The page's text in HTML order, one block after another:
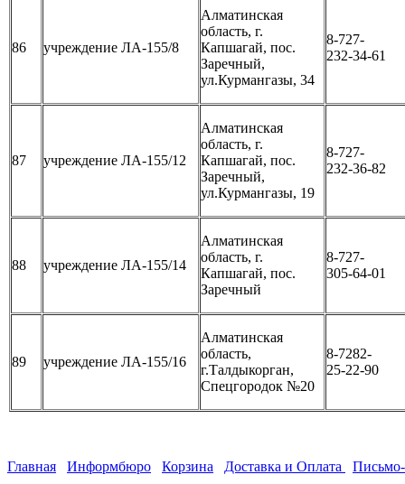
86 учреждение ЛА-155/8
Алматинская
область, г.
Капшагай, пос.
Заречный,
ул.Курмангазы, 34
8-727-
232-34-61
87 учреждение ЛА-155/12
Алматинская
область, г.
Капшагай, пос.
Заречный,
ул.Курмангазы, 19
8-727-
232-36-82
88 учреждение ЛА-155/14
Алматинская
область, г.
Капшагай, пос.
Заречный
8-727-
305-64-01
89 учреждение ЛА-155/16
Алматинская
область,
г.Талдыкорган,
Спецгородок №20
8-7282-
25-22-90
Главная Информбюро Корзина Доставка и Оплата